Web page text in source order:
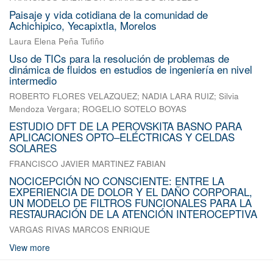
Paisaje y vida cotidiana de la comunidad de
Achichipico, Yecapixtla, Morelos
Laura Elena Peña Tufiño
Uso de TICs para la resolución de problemas de
dinámica de fluidos en estudios de ingeniería en nivel
intermedio
ROBERTO FLORES VELAZQUEZ; NADIA LARA RUIZ; Silvia
Mendoza Vergara; ROGELIO SOTELO BOYAS
ESTUDIO DFT DE LA PEROVSKITA BASNO PARA
APLICACIONES OPTO–ELÉCTRICAS Y CELDAS
SOLARES
FRANCISCO JAVIER MARTINEZ FABIAN
NOCICEPCIÓN NO CONSCIENTE: ENTRE LA
EXPERIENCIA DE DOLOR Y EL DAÑO CORPORAL,
UN MODELO DE FILTROS FUNCIONALES PARA LA
RESTAURACIÓN DE LA ATENCIÓN INTEROCEPTIVA
VARGAS RIVAS MARCOS ENRIQUE
View more